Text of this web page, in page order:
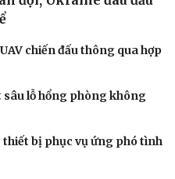
Sành điệu
Chuyển đổi số
chiến đấu thông qua hợp
sâu lỗ hổng phòng không
bị phục vụ ứng phó tình